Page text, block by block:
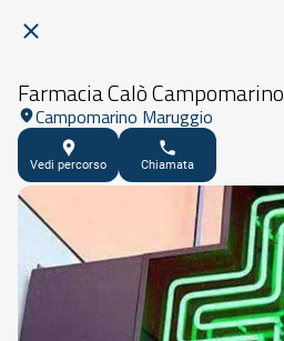
Farmacia Calò Campomarino
Campomarino Maruggio
Vedi percorso Chiamata